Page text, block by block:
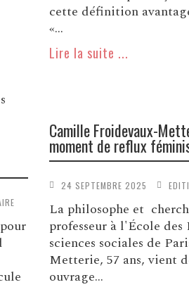
cette définition
«...
Lire la suite ...
Camille Froidevaux-
moment de reflux
24 SEPTEMBRE 2025
La philosophe et
professeur à l'École des
sciences sociales de
Metterie, 57 ans, vient
ouvrage...